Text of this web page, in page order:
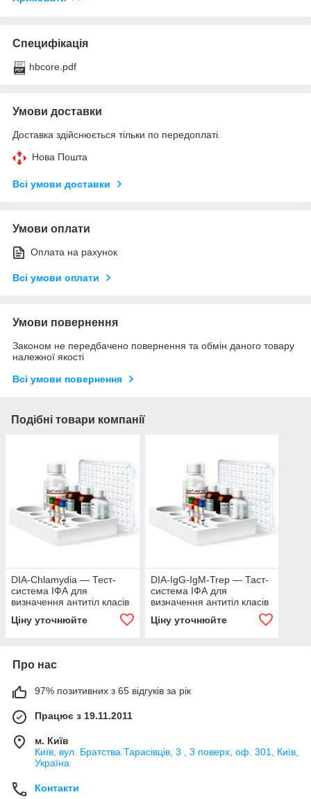
Специфікація
hbcore.pdf
Умови доставки
Доставка здійснюється тільки по передоплаті.
Нова Пошта
Всі умови доставки
Умови оплати
Оплата на рахунок
Всі умови оплати
Умови повернення
Законом не передбачено повернення та обмін даного товару
належної якості
Всі умови повернення
Подібні товари компанії
DІА-Chlamydia — Тест-
система ІФА для
визначення антитіл класів
tracchomatis.
Ціну уточнюйте
DIA-IgG-IgM-Trep — Таст-
система ІФА для
визначення антитіл класів
pallidum.
Ціну уточнюйте
Про нас
97% позитивних з 65 відгуків за рік
Працює з 19.11.2011
м. Київ
Київ, вул. Братства Тарасівців, 3 , 3 поверх, оф. 301, Київ,
Україна
Контакти